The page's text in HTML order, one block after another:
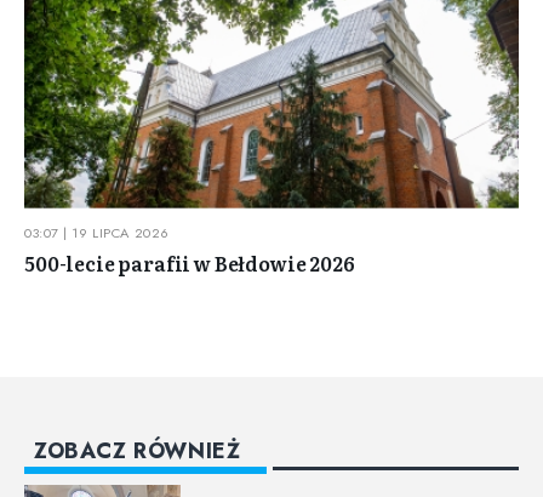
03:07 | 19 LIPCA 2026
500-lecie parafii w Bełdowie 2026
ZOBACZ RÓWNIEŻ